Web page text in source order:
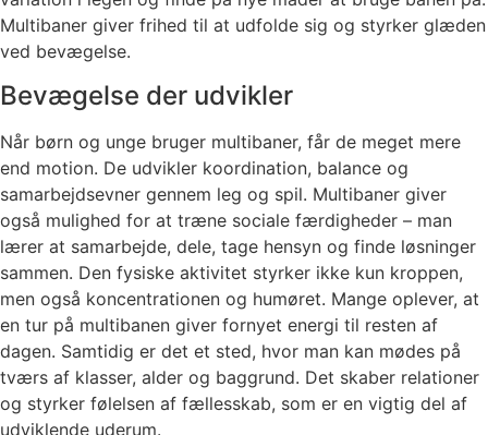
Multibaner giver frihed til at udfolde sig og styrker glæden
ved bevægelse.
Bevægelse der udvikler
Når børn og unge bruger multibaner, får de meget mere
end motion. De udvikler koordination, balance og
samarbejdsevner gennem leg og spil. Multibaner giver
også mulighed for at træne sociale færdigheder – man
lærer at samarbejde, dele, tage hensyn og finde løsninger
sammen. Den fysiske aktivitet styrker ikke kun kroppen,
men også koncentrationen og humøret. Mange oplever, at
en tur på multibanen giver fornyet energi til resten af
dagen. Samtidig er det et sted, hvor man kan mødes på
tværs af klasser, alder og baggrund. Det skaber relationer
og styrker følelsen af fællesskab, som er en vigtig del af
udviklende uderum.